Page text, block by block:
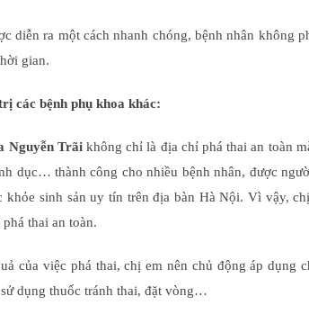
diễn ra một cách nhanh chóng, bệnh nhân không
gian.
các bệnh phụ khoa khác:
Nguyễn Trãikhông chỉ là địa chỉ phá thai an toàn
dục… thành công cho nhiều bệnh nhân, được
khỏe sinh sản uy tín trên địa bàn Hà Nội. Vì vậy,
thai an toàn.
của việc phá thai, chị em nên chủ động áp dụng
dụng thuốc tránh thai, đặt vòng…